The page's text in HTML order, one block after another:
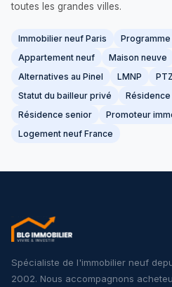
toutes les grandes villes.
Immobilier neuf Paris
Appartement neuf
Maison neuve
Alternatives au Pinel
LMNP
Statut du bailleur privé
Résidence senior
Promoteur
Logement neuf France
Spécialiste de l'immobilier neuf
2002. Nous accompagnons